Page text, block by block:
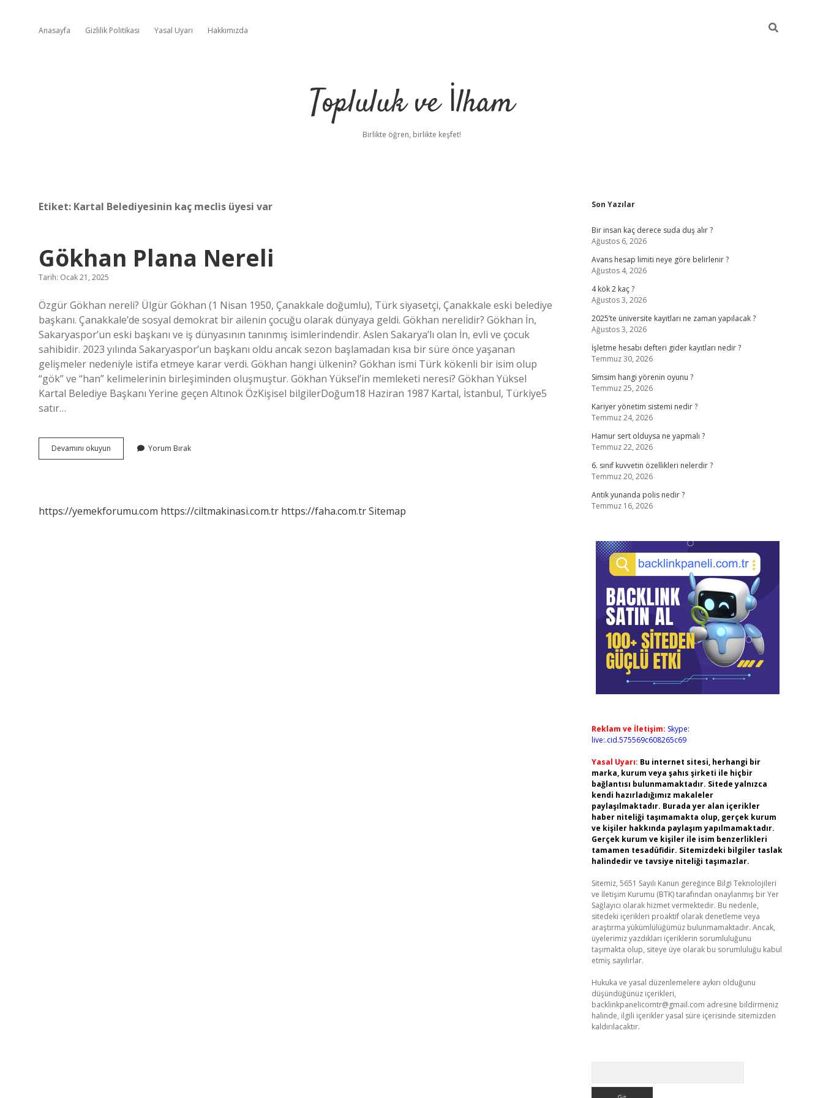
Anasayfa Gizlilik Politikası Yasal Uyarı Hakkımızda
Topluluk ve İlham
Birlikte öğren, birlikte keşfet!
Etiket: Kartal Belediyesinin kaç meclis üyesi var
Gökhan Plana Nereli
Tarih: Ocak 21, 2025
Özgür Gökhan nereli? Ülgür Gökhan (1 Nisan 1950, Çanakkale doğumlu), Türk siyasetçi, Çanakkale eski belediye
başkanı. Çanakkale’de sosyal demokrat bir ailenin çocuğu olarak dünyaya geldi. Gökhan nerelidir? Gökhan İn,
Sakaryaspor’un eski başkanı ve iş dünyasının tanınmış isimlerindendir. Aslen Sakarya’lı olan İn, evli ve çocuk
sahibidir. 2023 yılında Sakaryaspor’un başkanı oldu ancak sezon başlamadan kısa bir süre önce yaşanan
gelişmeler nedeniyle istifa etmeye karar verdi. Gökhan hangi ülkenin? Gökhan ismi Türk kökenli bir isim olup
“gök” ve “han” kelimelerinin birleşiminden oluşmuştur. Gökhan Yüksel’in memleketi neresi? Gökhan Yüksel
Kartal Belediye Başkanı Yerine geçen Altınok ÖzKişisel bilgilerDoğum18 Haziran 1987 Kartal, İstanbul, Türkiye5
satır…
Devamını okuyun
Plana
Yorum Bırak
https://yemekforumu.com https://ciltmakinasi.com.tr https://faha.com.trSitemap
Sidebar
Son Yazılar
Bir insan kaç derece suda duş alır ?
Ağustos 6, 2026
Avans hesap limiti neye göre belirlenir ?
Ağustos 4, 2026
4 kök 2 kaç ?
Ağustos 3, 2026
2025’te üniversite kayıtları ne zaman yapılacak ?
Ağustos 3, 2026
İşletme hesabı defteri gider kayıtları nedir ?
Temmuz 30, 2026
Simsim hangi yörenin oyunu ?
Temmuz 25, 2026
Kariyer yönetim sistemi nedir ?
Temmuz 24, 2026
Hamur sert olduysa ne yapmalı ?
Temmuz 22, 2026
6. sınıf kuvvetin özellikleri nelerdir ?
Temmuz 20, 2026
Antik yunanda polis nedir ?
Temmuz 16, 2026
Reklam ve İletişim: Skype:
live:.cid.575569c608265c69
Yasal Uyarı: Bu internet sitesi, herhangi bir
marka, kurum veya şahıs şirketi ile hiçbir
bağlantısı bulunmamaktadır. Sitede yalnızca
kendi hazırladığımız makaleler
paylaşılmaktadır. Burada yer alan içerikler
haber niteliği taşımamakta olup, gerçek kurum
ve kişiler hakkında paylaşım yapılmamaktadır.
Gerçek kurum ve kişiler ile isim benzerlikleri
tamamen tesadüfidir. Sitemizdeki bilgiler taslak
halindedir ve tavsiye niteliği taşımazlar.
Sitemiz, 5651 Sayılı Kanun gereğince Bilgi Teknolojileri
ve İletişim Kurumu (BTK) tarafından onaylanmış bir Yer
Sağlayıcı olarak hizmet vermektedir. Bu nedenle,
sitedeki içerikleri proaktif olarak denetleme veya
araştırma yükümlülüğümüz bulunmamaktadır. Ancak,
üyelerimiz yazdıkları içeriklerin sorumluluğunu
taşımakta olup, siteye üye olarak bu sorumluluğu kabul
etmiş sayılırlar.
Hukuka ve yasal düzenlemelere aykırı olduğunu
düşündüğünüz içerikleri,
backlinkpanelicomtr@gmail.com adresine bildirmeniz
halinde, ilgili içerikler yasal süre içerisinde sitemizden
kaldırılacaktır.